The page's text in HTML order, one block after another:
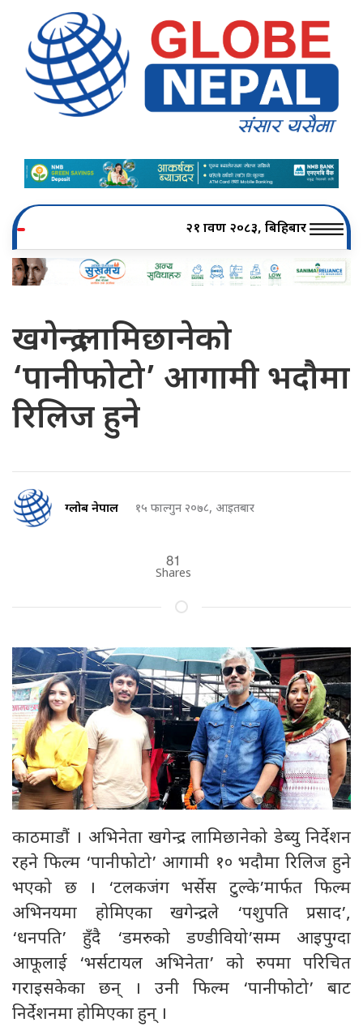
२१ श्रावण २०८३, बिहिबार
खगेन्द्र लामिछानेको
‘पानीफोटो’ आगामी भदौमा
रिलिज हुने
ग्लोब नेपाल १५ फाल्गुन २०७८, आइतबार
81
Shares
काठमाडौं । अभिनेता खगेन्द्र लामिछानेको डेब्यु निर्देशन
रहने फिल्म ‘पानीफोटो’ आगामी १० भदौमा रिलिज हुने
भएको छ । ‘टलकजंग भर्सेस टुल्के’मार्फत फिल्म
अभिनयमा होमिएका खगेन्द्रले ‘पशुपति प्रसाद’,
‘धनपति’ हुँदै ‘डमरुको डण्डीवियो’सम्म आइपुग्दा
आफूलाई ‘भर्सटायल अभिनेता’ को रुपमा परिचित
गराइसकेका छन् । उनी फिल्म ‘पानीफोटो’ बाट
निर्देशनमा होमिएका हुन् ।